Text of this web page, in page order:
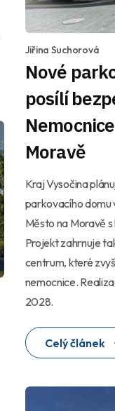
Jiřina Suchorová
Nové
posílí
Moravě
Kraj Vysočina
parkovacího domu
Město na Moravě
Projekt zahrnuje
centrum, které
nemocnice.
2028.
Celý článek